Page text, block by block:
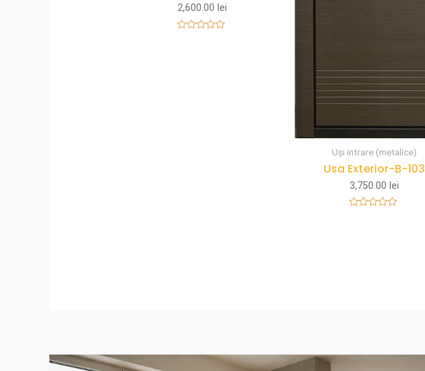
2,600.00 lei
Uși intrare (metalice)
Usa Exterior-B-103
3,750.00 lei